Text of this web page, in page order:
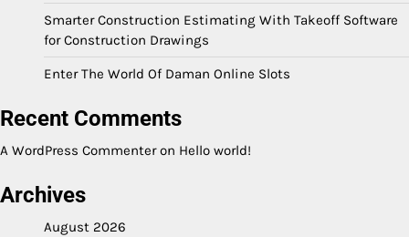
Smarter Construction Estimating With Takeoff Software
for Construction Drawings
Enter The World Of Daman Online Slots
Recent Comments
A WordPress Commenteron Hello world!
Archives
August 2026